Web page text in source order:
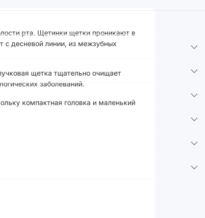
рта. Щетинки щетки проникают в
с десневой линии, из межзубных
щетка тщательно очищает
заболеваний.
компактная головка и маленький